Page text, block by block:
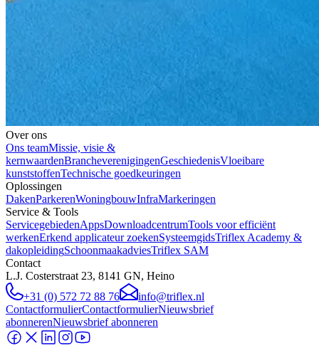
Over ons
Ons teamMissie, visie &
kernwaardenBrancheverenigingenGeschiedenisVloeibare
kunststoffenTechnische goedkeuringen
Oplossingen
DakenParkerenWoningbouwInfraMarkeringen
Service & Tools
ServicegebiedenAppsDownloadcentrumTools voor efficiënt
werkenErkend applicateur zoekenSysteemgidsTriflex Academy &
dakopleidingSchoonmaakadviesTriflex SAM
Contact
L.J. Costerstraat 23, 8141 GN, Heino
+31 (0) 572 72 88 76
info@triflex.nl
ContactformulierContactformulierNieuwsbrief
abonnerenNieuwsbrief abonneren